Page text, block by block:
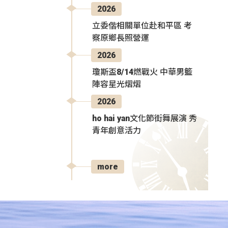
2026
立委偕相關單位赴和平區 考
察原鄉長照營運
2026
瓊斯盃8/14燃戰火 中華男籃
陣容星光熠熠
2026
ho hai yan文化節街舞展演 秀
青年創意活力
more